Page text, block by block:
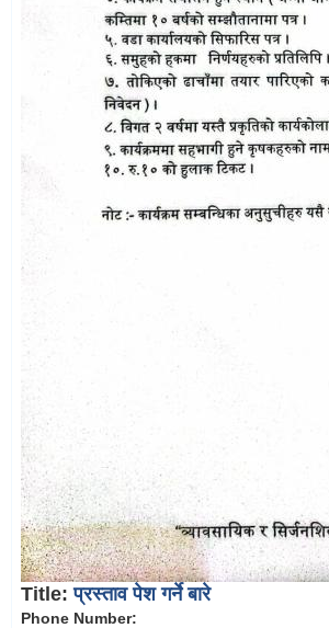
Title:प्रस्ताव पेश गर्ने बारे
Phone Number: